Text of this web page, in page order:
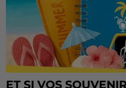
ET SI VOS